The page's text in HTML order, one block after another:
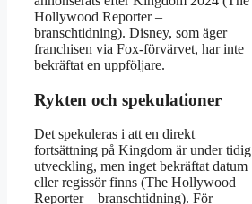
Hollywood Reporter –
branschtidning). Disney, som äger
franchisen via Fox-förvärvet, har inte
bekräftat en uppföljare.
Rykten och spekulationer
Det spekuleras i att en direkt
fortsättning på Kingdom är under tidig
utveckling, men inget bekräftat datum
eller regissör finns (The Hollywood
Reporter – branschtidning). För